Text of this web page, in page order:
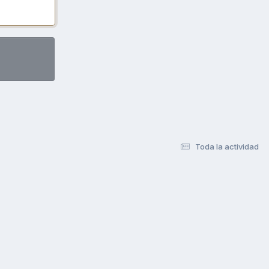
Toda la actividad